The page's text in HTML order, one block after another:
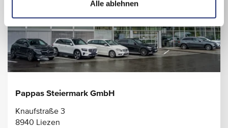
Alle ablehnen
Pappas Steiermark GmbH
Knaufstraße 3
8940 Liezen